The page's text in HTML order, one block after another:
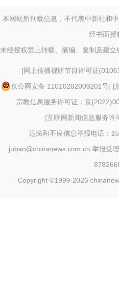
本网站所刊载信息，不代表中新社和
经书面授
未经授权禁止转载、摘编、复制及建立
[网上传播视听节目许可证
京公网安备 11010202009201号] [
宗教信息服务许可证：京
[互联网新闻信息服务许
违法和不良信息举报电话：
jubao@chinanews.com.cn 举报受
Copyright ©1999-2026